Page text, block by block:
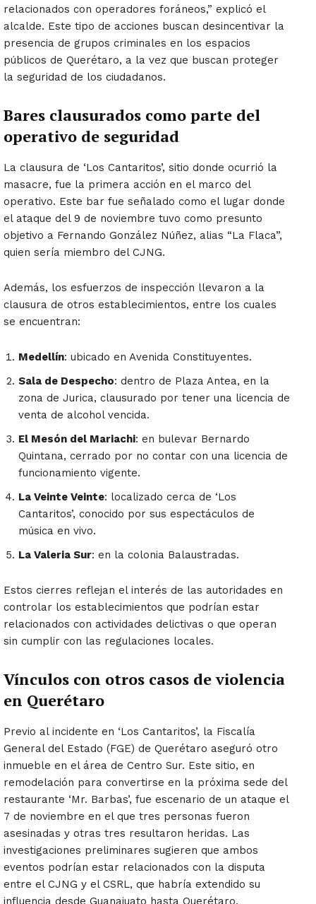
relacionados con operadores foráneos,” explicó el
alcalde. Este tipo de acciones buscan desincentivar la
presencia de grupos criminales en los espacios
públicos de Querétaro, a la vez que buscan proteger
la seguridad de los ciudadanos.
Bares clausurados como parte del
operativo de seguridad
La clausura de ‘Los Cantaritos’, sitio donde ocurrió la
masacre, fue la primera acción en el marco del
operativo. Este bar fue señalado como el lugar donde
el ataque del 9 de noviembre tuvo como presunto
objetivo a Fernando González Núñez, alias “La Flaca”,
quien sería miembro del CJNG.
Además, los esfuerzos de inspección llevaron a la
clausura de otros establecimientos, entre los cuales
se encuentran:
Medellín: ubicado en Avenida Constituyentes.
Sala de Despecho: dentro de Plaza Antea, en la
zona de Jurica, clausurado por tener una licencia de
venta de alcohol vencida.
El Mesón del Mariachi: en bulevar Bernardo
Quintana, cerrado por no contar con una licencia de
funcionamiento vigente.
La Veinte Veinte: localizado cerca de ‘Los
Cantaritos’, conocido por sus espectáculos de
música en vivo.
La Valeria Sur: en la colonia Balaustradas.
Estos cierres reflejan el interés de las autoridades en
controlar los establecimientos que podrían estar
relacionados con actividades delictivas o que operan
sin cumplir con las regulaciones locales.
Vínculos con otros casos de violencia
en Querétaro
Previo al incidente en ‘Los Cantaritos’, la Fiscalía
General del Estado (FGE) de Querétaro aseguró otro
inmueble en el área de Centro Sur. Este sitio, en
remodelación para convertirse en la próxima sede del
restaurante ‘Mr. Barbas’, fue escenario de un ataque el
7 de noviembre en el que tres personas fueron
asesinadas y otras tres resultaron heridas. Las
investigaciones preliminares sugieren que ambos
eventos podrían estar relacionados con la disputa
entre el CJNG y el CSRL, que habría extendido su
influencia desde Guanajuato hasta Querétaro.